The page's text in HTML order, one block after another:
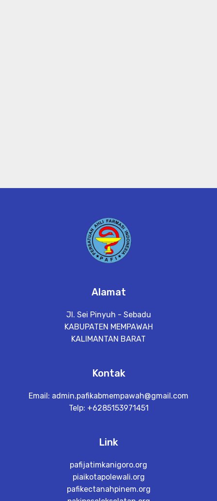
Alamat
Jl. Sei Pinyuh - Sebadu
KABUPATEN MEMPAWAH
KALIMANTAN BARAT
Kontak
Email: admin.pafikabmempawah@gmail.com
Telp: +6285153971451
Link
pafijatimkanigoro.org
piaikotapolewali.org
pafikectanahpinem.org